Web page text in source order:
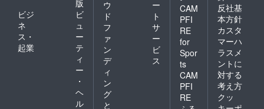
版
ビジ
ネ
ス・
起業
ビ
ュ
ー
テ
ィ
ー
・
ヘ
ル
ウ
ド
フ
ァ
ン
デ
ィ
ン
グ
と
ー
ト
サ
ー
ビ
ス
CAM
PFI
RE
for
Spor
ts
CAM
PFI
RE
反社基
本方針
カスタ
マーハ
ラスメ
ントに
対する
考え方
クッ